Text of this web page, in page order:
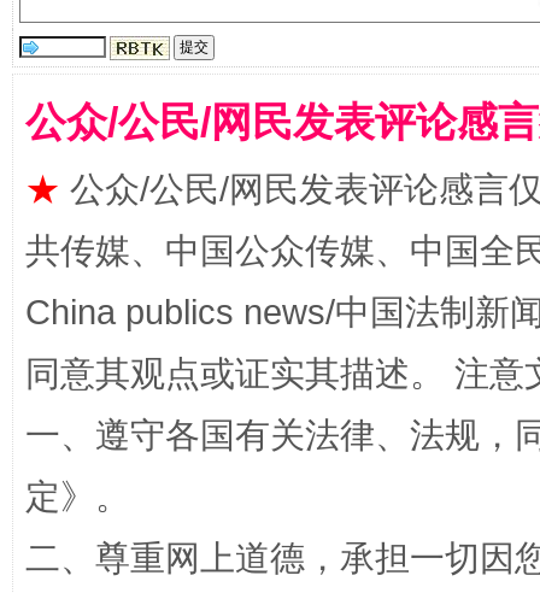
全民健身五年计划来了！等你上场
公众/公民/网民发表评论感
★ 公众/公民/网民发表评论感言
共传媒、中国公众传媒、中国全
China publics news/中国法制新
同意其观点或证实其描述。 注
一、遵守各国有关法律、法规，
定》。
二、尊重网上道德，承担一切因